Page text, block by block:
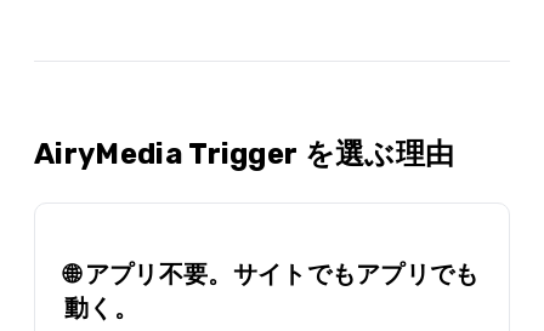
AiryMedia Trigger を選ぶ理由
🌐 アプリ不要。サイトでもアプリでも
動く。